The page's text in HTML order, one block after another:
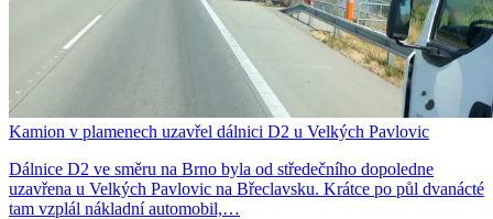
Kamion v plamenech uzavřel dálnici D2 u Velkých Pavlovic
Dálnice D2 ve směru na Brno byla od středečního dopoledne
uzavřena u Velkých Pavlovic na Břeclavsku. Krátce po půl dvanácté
tam vzplál nákladní automobil,…